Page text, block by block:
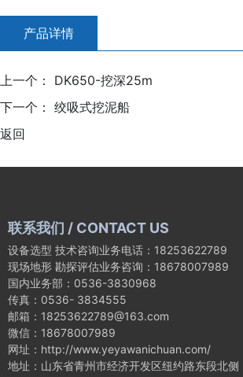
产品详情
上一个：
DK650-挖深25m
下一个： 绞吸式挖泥船
返回
联系我们 / CONTACT US
设备选型 技术咨询业务电话：18253622789
现场地形 勘探评估业务咨询：18678007989
国内业务部：0536-3830968
传真：0536- 3834555
邮箱：18253622789@163.com
微信：18678007989
网址：http://www.yeyawanichuan.com/
地址：山东省青州市经济开发区纽约路东段北